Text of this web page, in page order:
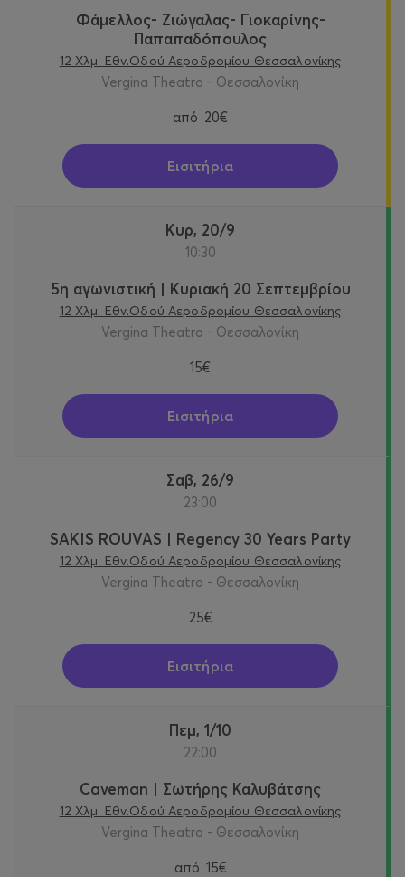
Φάμελλος- Ζιώγαλας- Γιοκαρίνης-
Παπαπαδόπουλος
12 Χλμ. Εθν.Οδού Αεροδρομίου Θεσσαλονίκης
Vergina Theatro - Θεσσαλονίκη
από 20€
Εισιτήρια
Κυρ, 20/9
10:30
5η αγωνιστική | Κυριακή 20 Σεπτεμβρίου
12 Χλμ. Εθν.Οδού Αεροδρομίου Θεσσαλονίκης
Vergina Theatro - Θεσσαλονίκη
15€
Εισιτήρια
Σαβ, 26/9
23:00
SAKIS ROUVAS | Regency 30 Years Party
12 Χλμ. Εθν.Οδού Αεροδρομίου Θεσσαλονίκης
Vergina Theatro - Θεσσαλονίκη
25€
Εισιτήρια
Πεμ, 1/10
22:00
Caveman | Σωτήρης Καλυβάτσης
12 Χλμ. Εθν.Οδού Αεροδρομίου Θεσσαλονίκης
Vergina Theatro - Θεσσαλονίκη
από 15€